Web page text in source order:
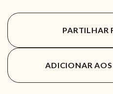
PARTILHAR
ADICIONAR